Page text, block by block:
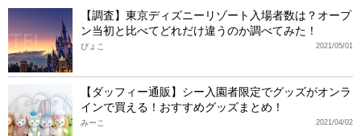
【調査】東京ディズニーリゾート入場者数は？オープ
ン当初と比べてどれだけ違うのか調べてみた！
2021/05/01
ぴょこ
【ダッフィー通販】シー入園者限定でグッズがオンラ
インで買える！おすすめグッズまとめ！
2021/04/02
みーこ